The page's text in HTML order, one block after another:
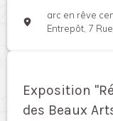
arc en rêve
Entrepôt, 7
Exposition
des Beaux